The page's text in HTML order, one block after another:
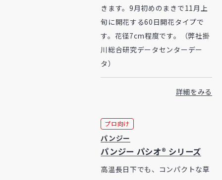
きます。9月初めのまきで11月上
旬に開花する60日開花タイプで
す。花径7cm程度です。（弊社掛
川総合研究データセンターデー
タ）
詳細をみる
プロ向け
パンジー
パンジー パシオ® シリーズ
高温長日下でも、コンパクトな草